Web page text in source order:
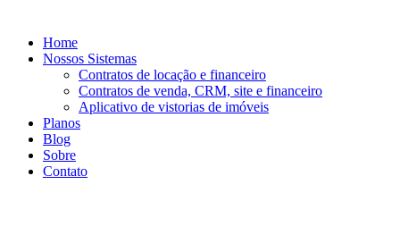
Home
Nossos Sistemas
Contratos de locação e financeiro
Contratos de venda, CRM, site e financeiro
Aplicativo de vistorias de imóveis
Planos
Blog
Sobre
Contato